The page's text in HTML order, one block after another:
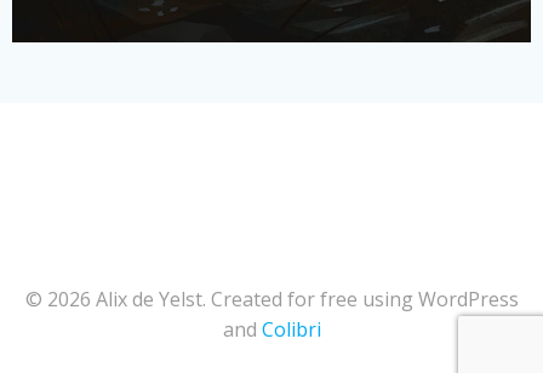
© 2026 Alix de Yelst. Created for free using WordPress
and Colibri